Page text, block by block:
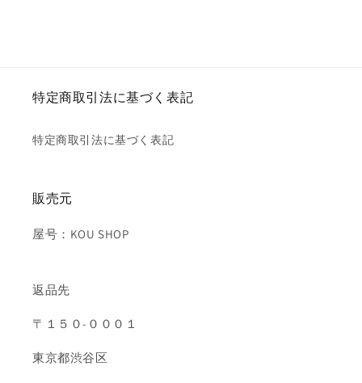
特定商取引法に基づく表記
特定商取引法に基づく表記
販売元
屋号：KOU SHOP
返品先
〒１５０-０００１
東京都渋谷区